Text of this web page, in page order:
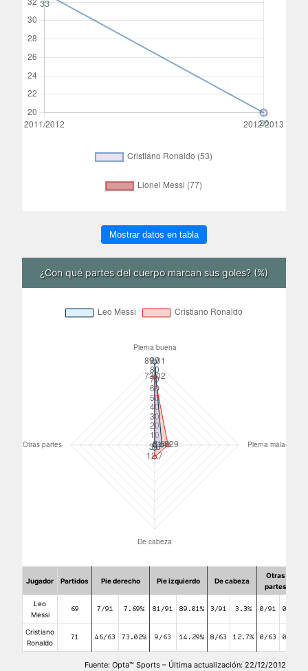
Mostrar datos en tabla
¿Con qué partes del cuerpo marcan sus goles? (%)
Jugador Partidos Pie derecho Pie izquierdo De cabeza
Otras
partes
Leo
Messi
69 7/91 7.69% 81/91 89.01% 3/91 3.3% 0/91 0%
Cristiano
Ronaldo
71 46/63 73.02% 9/63 14.29% 8/63 12.7% 0/63 0%
Fuente: Opta™ Sports – Última actualización: 22/12/2012